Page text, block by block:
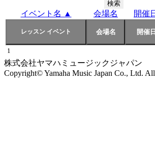
イベント名 ▲ 会場名
開催
1
株式会社ヤマハミュージックジャパン
Copyright© Yamaha Music Japan Co., Ltd.